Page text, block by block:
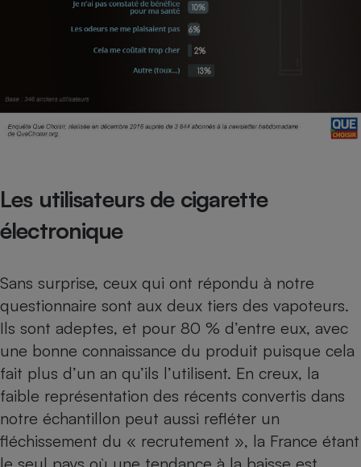
Les utilisateurs de cigarette
électronique
Sans surprise, ceux qui ont répondu à notre
questionnaire sont aux deux tiers des vapoteurs.
Ils sont adeptes, et pour 80 % d’entre eux, avec
une bonne connaissance du produit puisque cela
fait plus d’un an qu’ils l’utilisent. En creux, la
faible représentation des récents convertis dans
notre échantillon peut aussi refléter un
fléchissement du « recrutement », la France étant